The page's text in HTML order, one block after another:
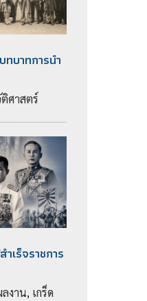
บาทการนำ
ศาสตร์
เร็จราชการ
าน, เกร็ด